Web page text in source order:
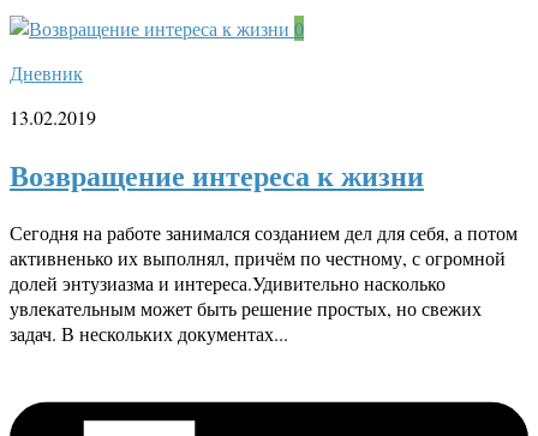
0
Дневник
13.02.2019
Возвращение интереса к жизни
Сегодня на работе занимался созданием дел для себя, а потом
активненько их выполнял, причём по честному, с огромной
долей энтузиазма и интереса.Удивительно насколько
увлекательным может быть решение простых, но свежих
задач. В нескольких документах...